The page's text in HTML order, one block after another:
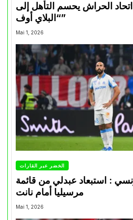
: اتحاد الحراش يحسم التأهل إلى
“البلاي أوف”
Mai 1, 2026
الخضر عبر القارات
: استبعاد عبدلي من قائمة
مرسيليا أمام نانت
Mai 1, 2026